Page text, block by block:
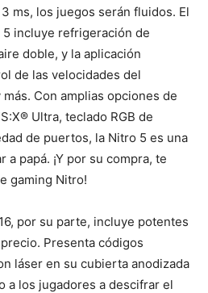
ms, los juegos serán fluidos. El
incluye refrigeración de
doble, y la aplicación
de las velocidades del
Con amplias opciones de
Ultra, teclado RGB de
de puertos, la Nitro 5 es una
papá. ¡Y por su compra, te
gaming Nitro!
por su parte, incluye potentes
Presenta códigos
láser en su cubierta anodizada
a los jugadores a descifrar el